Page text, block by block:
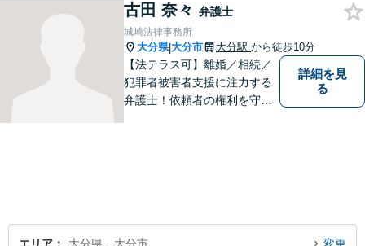
古田 奈々 弁護士
城崎法律事務所
大分県|大分市 大分駅 から徒歩10分
【法テラス可】離婚／相続／
犯罪者被害者支援に注力する
弁護士！依頼者の権利を守
詳細を見
る